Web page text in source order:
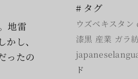
地雷
し、
ったの
# タグ
ウズベキスタン
漆黒 産業 ガラ紡
ド